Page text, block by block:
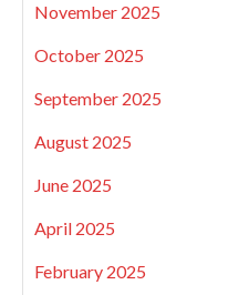
November 2025
October 2025
September 2025
August 2025
June 2025
April 2025
February 2025